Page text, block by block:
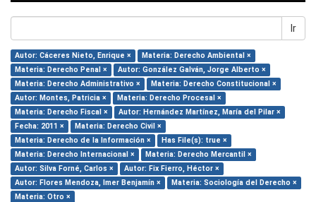
Ir
Autor: Cáceres Nieto, Enrique ×
Materia: Derecho Ambiental ×
Materia: Derecho Penal ×
Autor: González Galván, Jorge Alberto ×
Materia: Derecho Administrativo ×
Materia: Derecho Constitucional ×
Autor: Montes, Patricia ×
Materia: Derecho Procesal ×
Materia: Derecho Fiscal ×
Autor: Hernández Martínez, María del Pilar ×
Fecha: 2011 ×
Materia: Derecho Civil ×
Materia: Derecho de la Información ×
Has File(s): true ×
Materia: Derecho Internacional ×
Materia: Derecho Mercantil ×
Autor: Silva Forné, Carlos ×
Autor: Fix Fierro, Héctor ×
Autor: Flores Mendoza, Imer Benjamín ×
Materia: Sociología del Derecho ×
Materia: Otro ×